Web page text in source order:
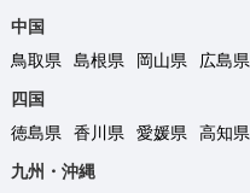
中国
鳥取県
島根県 岡山県 広島県
四国
徳島県
香川県 愛媛県
高知県
九州・沖縄